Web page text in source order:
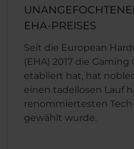
EHA-PREISES
Seit die European
(EHA) 2017 die
etabliert hat, hat
einen tadellosen Lauf
renommiertesten
gewählt wurde.